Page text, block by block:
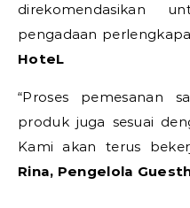
direkomendasikan
pengadaan
HoteL
“Proses pemesanan
produk juga sesuai
Kami akan terus
Rina, Pengelola